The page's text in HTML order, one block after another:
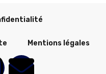
Mentions légales